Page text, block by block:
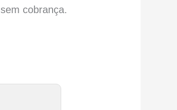
cobrança.